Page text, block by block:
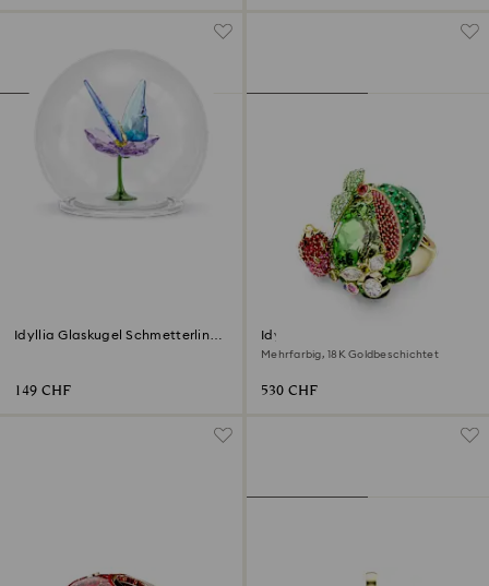
Idyllia Glaskugel Schmetterling
149 CHF
Idyllia Motivring
Mehrfarbig, 18K Goldbeschichtet
530 CHF